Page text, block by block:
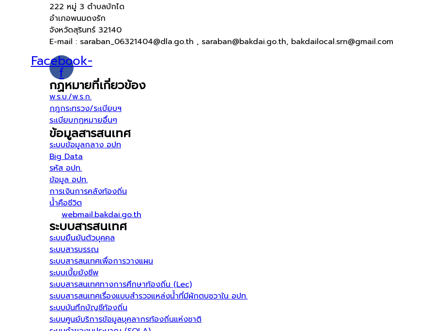
222 หมู่ 3 ตำบลบักได
อำเภอพนมดงรัก
จังหวัดสุรินทร์ 32140
E-mail : saraban_06321404@dla.go.th , saraban@bakdai.go.th, bakdailocal.srn@gmail.com
Facebook-
f
กฏหมายที่เกี่ยวข้อง
พ.ร.บ./พ.ร.ก.
กฎกระทรวง/ระเบียบฯ
ระเบียบกฏหมายอื่นๆ
ข้อมูลสารสนเทศ
ระบบข้อมูลกลาง อปท
Big Data
รหัส อปท.
ข้อมูล อปท.
การเงินการคลังท้องถิ่น
น้ำคือชีวิต
webmail.bakdai.go.th
ระบบสารสนเทศ
ระบบยืนยันตัวบุคคล
ระบบสารบรรณ
ระบบสารสนเทศเพื่อการวางแผน
ระบบเบี้ยยังชีพ
ระบบสารสนเทศทางการศึกษาท้องถิ่น (Lec)
ระบบสารสนเทศเรื่องแบบสำรวจแหล่งน้ำที่มีผักตบชวาใน อปท.
ระบบบันทึกบัญชีท้องถิ่น
ระบบศูนย์บริการข้อมูลบุคลากรท้องถิ่นแห่งชาติ